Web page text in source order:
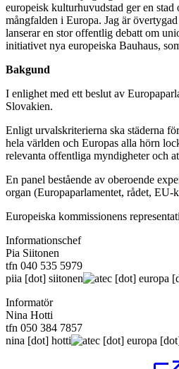
europeisk kulturhuvudstad ger en
mångfalden i Europa. Jag är
lanserar en stor offentlig debatt om
initiativet nya europeiska Bauhaus,
Bakgund
I enlighet med ett beslut av
Slovakien.
Enligt urvalskriterierna ska städerna
hela världen och Europas alla hörn
relevanta offentliga myndigheter och
En panel bestående av oberoende
organ (Europaparlamentet, rådet,
Europeiska kommissionens
Informationschef
Pia Siitonen
tfn 040 535 5979
piia [dot] siitonen ec [dot] europa
Informatör
Nina Hotti
tfn 050 384 7857
nina [dot] hotti ec [dot] europa